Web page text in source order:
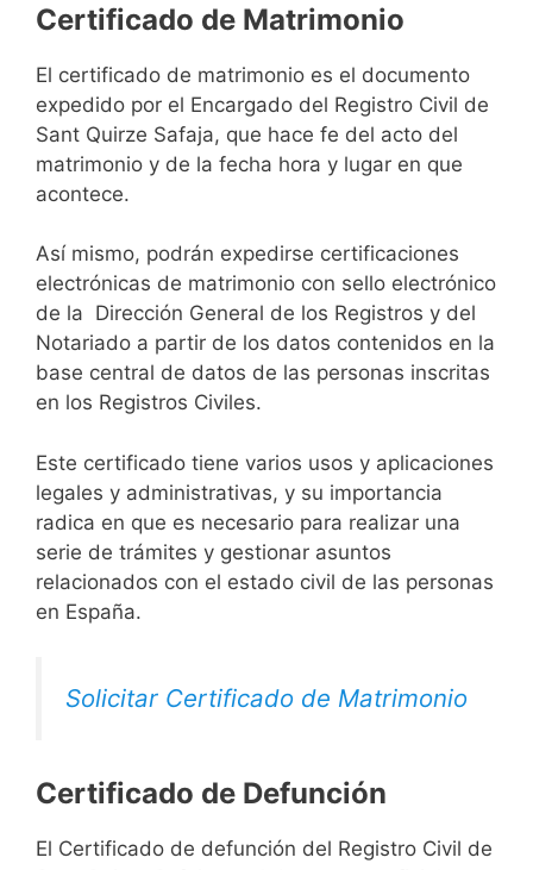
Certificado de Matrimonio
El certificado de matrimonio es el documento
expedido por el Encargado del Registro Civil de
Sant Quirze Safaja, que hace fe del acto del
matrimonio y de la fecha hora y lugar en que
acontece.
Así mismo, podrán expedirse certificaciones
electrónicas de matrimonio con sello electrónico
de la Dirección General de los Registros y del
Notariado a partir de los datos contenidos en la
base central de datos de las personas inscritas
en los Registros Civiles.
Este certificado tiene varios usos y aplicaciones
legales y administrativas, y su importancia
radica en que es necesario para realizar una
serie de trámites y gestionar asuntos
relacionados con el estado civil de las personas
en España.
Solicitar Certificado de Matrimonio
Certificado de Defunción
El Certificado de defunción del Registro Civil de